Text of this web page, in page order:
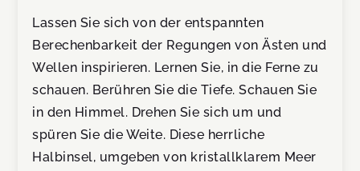
Lassen Sie sich von der entspannten
Berechenbarkeit der Regungen von Ästen und
Wellen inspirieren. Lernen Sie, in die Ferne zu
schauen. Berühren Sie die Tiefe. Schauen Sie
in den Himmel. Drehen Sie sich um und
spüren Sie die Weite. Diese herrliche
Halbinsel, umgeben von kristallklarem Meer